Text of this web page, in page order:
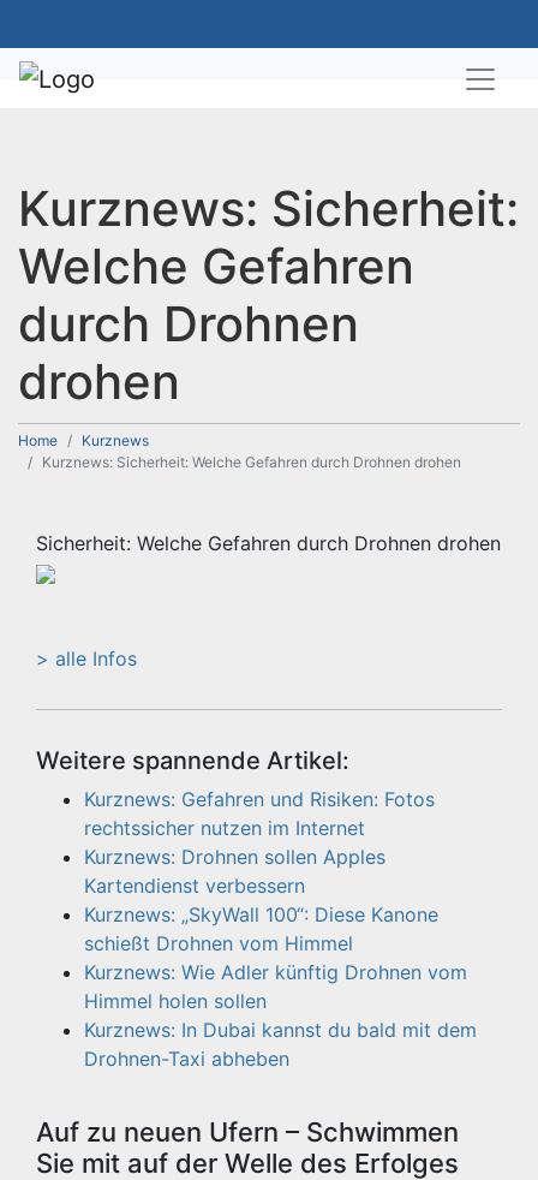
Kurznews: Sicherheit:
Welche Gefahren
durch Drohnen
drohen
Home
Kurznews
Kurznews: Sicherheit: Welche Gefahren durch Drohnen drohen
Sicherheit: Welche Gefahren durch Drohnen drohen
> alle Infos
Weitere spannende Artikel:
Kurznews: Gefahren und Risiken: Fotos
rechtssicher nutzen im Internet
Kurznews: Drohnen sollen Apples
Kartendienst verbessern
Kurznews: „SkyWall 100“: Diese Kanone
schießt Drohnen vom Himmel
Kurznews: Wie Adler künftig Drohnen vom
Himmel holen sollen
Kurznews: In Dubai kannst du bald mit dem
Drohnen-Taxi abheben
Auf zu neuen Ufern – Schwimmen
Sie mit auf der Welle des Erfolges